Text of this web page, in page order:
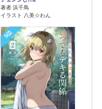
著者 浜千鳥
イラスト 八美☆わん
5位